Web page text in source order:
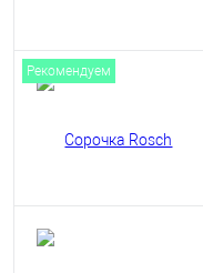
Рекомендуем